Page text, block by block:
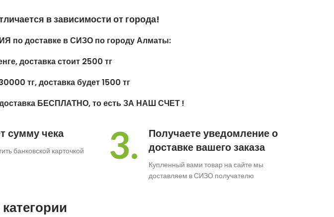
в зависимости от города!
по доставке в СИЗО по городу Алматы:
доставка стоит 2500 тг
тг, доставка будет 1500 тг
БЕСПЛАТНО, то есть ЗА НАШ СЧЕТ !
сумму чека
банковской карточкой
3.
Получаете уведомление о
доставке вашего заказа
Купленный вами товар на сайте мы
доставляем в СИЗО получателю